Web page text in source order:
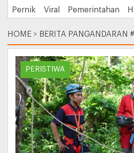
Pernik
Viral Pemerintahan
HOME > BERITA PANGANDARAN
PERISTIWA